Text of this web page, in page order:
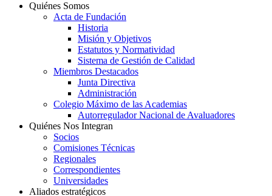
Quiénes Somos
Acta de Fundación
Historia
Misión y Objetivos
Estatutos y Normatividad
Sistema de Gestión de Calidad
Miembros Destacados
Junta Directiva
Administración
Colegio Máximo de las Academias
Autorregulador Nacional de Avaluadores
Quiénes Nos Integran
Socios
Comisiones Técnicas
Regionales
Correspondientes
Universidades
Aliados estratégicos